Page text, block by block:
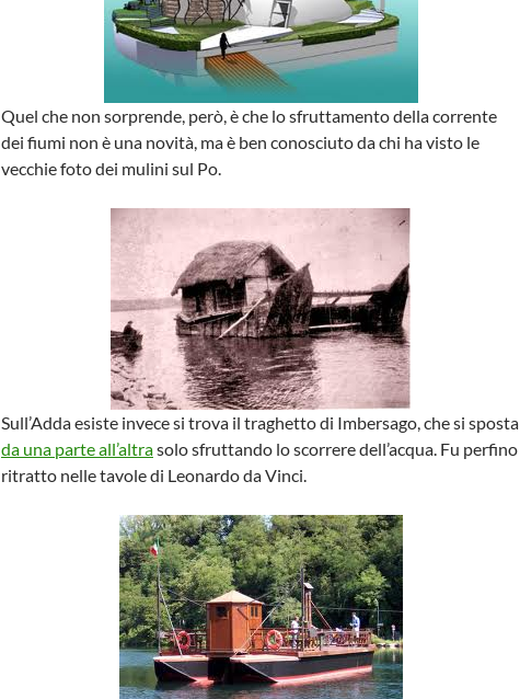
Quel che non sorprende, però, è che lo sfruttamento della corrente
dei fiumi non è una novità, ma è ben conosciuto da chi ha visto le
vecchie foto dei mulini sul Po.
Sull’Adda esiste invece si trova il traghetto di Imbersago, che si sposta
da una parte all’altrasolo sfruttando lo scorrere dell’acqua. Fu perfino
ritratto nelle tavole di Leonardo da Vinci.